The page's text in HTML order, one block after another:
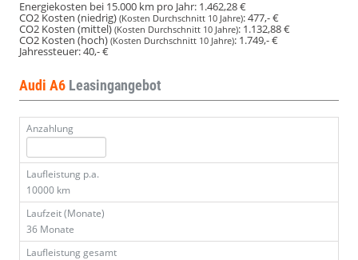
Energiekosten bei 15.000 km pro Jahr: 1.462,28 €
CO2 Kosten (niedrig) (Kosten Durchschnitt 10 Jahre):477,- €
CO2 Kosten (mittel)(Kosten Durchschnitt 10 Jahre): 1.132,88 €
CO2 Kosten (hoch) (Kosten Durchschnitt 10 Jahre): 1.749,- €
Jahressteuer:40,- €
Audi A6 Leasingangebot
Anzahlung
Laufleistung p.a.
10000 km
Laufzeit (Monate)
36 Monate
Laufleistung gesamt